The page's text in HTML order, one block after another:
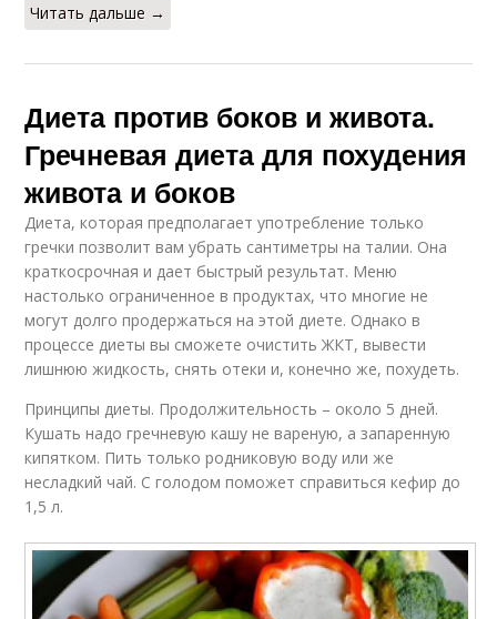
Читать дальше →
Диета против боков и живота.
Гречневая диета для похудения
живота и боков
Диета, которая предполагает употребление только
гречки позволит вам убрать сантиметры на талии. Она
краткосрочная и дает быстрый результат. Меню
настолько ограниченное в продуктах, что многие не
могут долго продержаться на этой диете. Однако в
процессе диеты вы сможете очистить ЖКТ, вывести
лишнюю жидкость, снять отеки и, конечно же, похудеть.
Принципы диеты. Продолжительность – около 5 дней.
Кушать надо гречневую кашу не вареную, а запаренную
кипятком. Пить только родниковую воду или же
несладкий чай. С голодом поможет справиться кефир до
1,5 л.